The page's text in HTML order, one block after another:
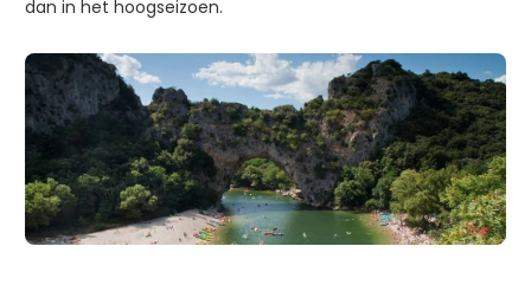
dan in het hoogseizoen.